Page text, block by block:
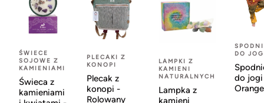
ŚWIECE
SOJOWE Z
KAMIENIAMI
Świeca z
kamieniami
PLECAKI Z
KONOPI
Plecak z
konopi -
Rolowany
LAMPKI Z
KAMIENI
NATURALNYCH
Lampka z
kamieni
DO
do
Orange